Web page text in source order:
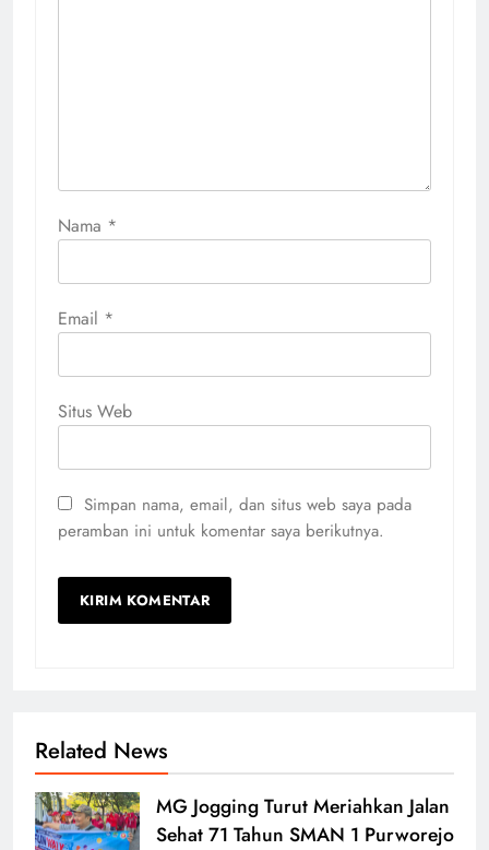
Nama *
Email *
Situs Web
Simpan nama, email, dan situs web saya pada
peramban ini untuk komentar saya berikutnya.
Related News
MG Jogging Turut Meriahkan Jalan
Sehat 71 Tahun SMAN 1 Purworejo